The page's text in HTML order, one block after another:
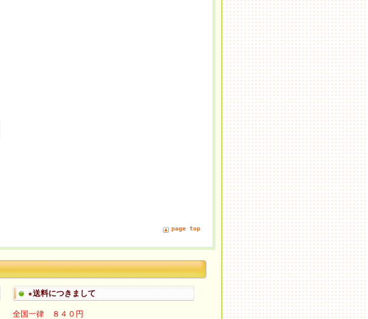
page top
★送料につきまして
全国一律 ８４０円